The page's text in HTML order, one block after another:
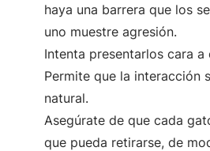
haya una barrera que los
uno muestre agresión.
Intenta presentarlos cara a
Permite que la interacción
natural.
Asegúrate de que cada
que pueda retirarse, de